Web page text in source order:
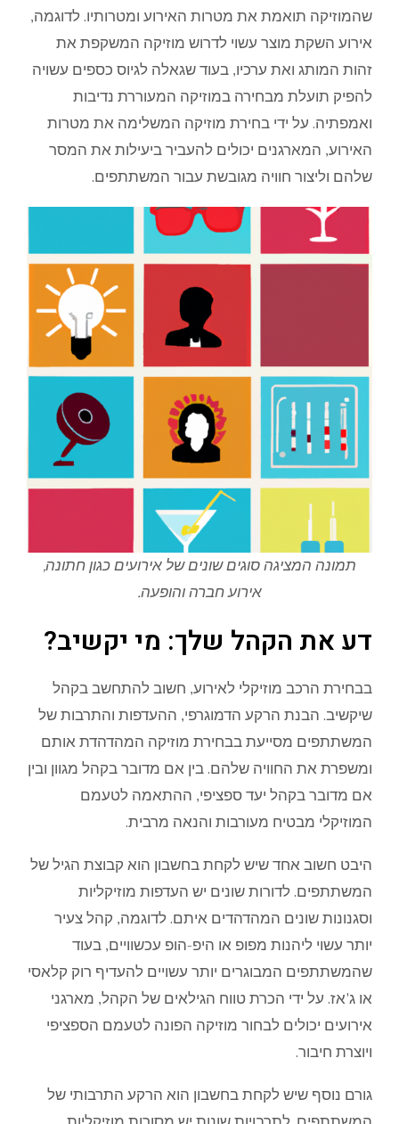
שהמוזיקה תואמת את מטרות האירוע ומטרותיו. לדוגמה,
אירוע השקת מוצר עשוי לדרוש מוזיקה המשקפת את
זהות המותג ואת ערכיו, בעוד שגאלה לגיוס כספים עשויה
להפיק תועלת מבחירה במוזיקה המעוררת נדיבות
ואמפתיה. על ידי בחירת מוזיקה המשלימה את מטרות
האירוע, המארגנים יכולים להעביר ביעילות את המסר
שלהם וליצור חוויה מגובשת עבור המשתתפים.
תמונה המציגה סוגים שונים של אירועים כגון חתונה,
אירוע חברה והופעה.
דע את הקהל שלך: מי יקשיב?
בבחירת הרכב מוזיקלי לאירוע, חשוב להתחשב בקהל
שיקשיב. הבנת הרקע הדמוגרפי, ההעדפות והתרבות של
המשתתפים מסייעת בבחירת מוזיקה המהדהדת אותם
ומשפרת את החוויה שלהם. בין אם מדובר בקהל מגוון ובין
אם מדובר בקהל יעד ספציפי, ההתאמה לטעמם
המוזיקלי מבטיח מעורבות והנאה מרבית.
היבט חשוב אחד שיש לקחת בחשבון הוא קבוצת הגיל של
המשתתפים. לדורות שונים יש העדפות מוזיקליות
וסגנונות שונים המהדהדים איתם. לדוגמה, קהל צעיר
יותר עשוי ליהנות מפופ או היפ-הופ עכשוויים, בעוד
שהמשתתפים המבוגרים יותר עשויים להעדיף רוק קלאסי
או ג'אז. על ידי הכרת טווח הגילאים של הקהל, מארגני
אירועים יכולים לבחור מוזיקה הפונה לטעמם הספציפי
ויוצרת חיבור.
גורם נוסף שיש לקחת בחשבון הוא הרקע התרבותי של